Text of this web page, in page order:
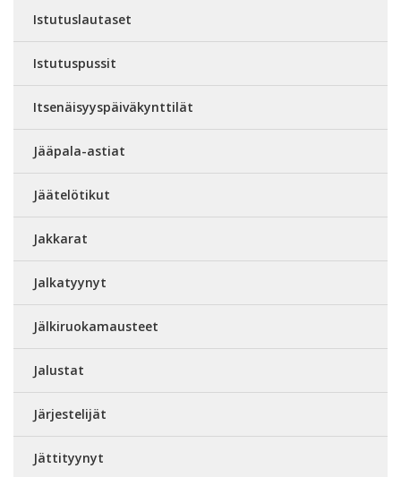
Istutuslautaset
Istutuspussit
Itsenäisyyspäiväkynttilät
Jääpala-astiat
Jäätelötikut
Jakkarat
Jalkatyynyt
Jälkiruokamausteet
Jalustat
Järjestelijät
Jättityynyt